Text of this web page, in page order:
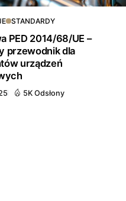
STANDARDY
PED 2014/68/UE –
przewodnik dla
urządzeń
5K Odsłony